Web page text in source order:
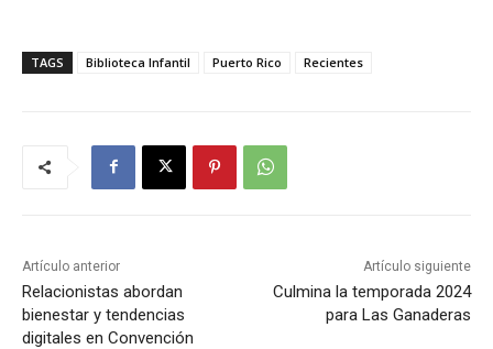
TAGS Biblioteca Infantil Puerto Rico Recientes
Artículo anterior
Relacionistas abordan
bienestar y tendencias
digitales en Convención
Artículo siguiente
Culmina la temporada 2024
para Las Ganaderas